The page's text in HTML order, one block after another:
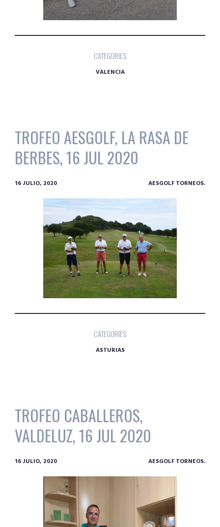
CATEGORIES
VALENCIA
TROFEO AESGOLF, LA RASA DE
BERBES, 16 JUL 2020
16 JULIO, 2020 AESGOLF TORNEOS.
CATEGORIES
ASTURIAS
TROFEO CABALLEROS,
VALDELUZ, 16 JUL 2020
16 JULIO, 2020 AESGOLF TORNEOS.